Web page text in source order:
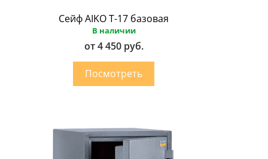
Сейф AIKO Т-17 базовая
В наличии
от 4 450 руб.